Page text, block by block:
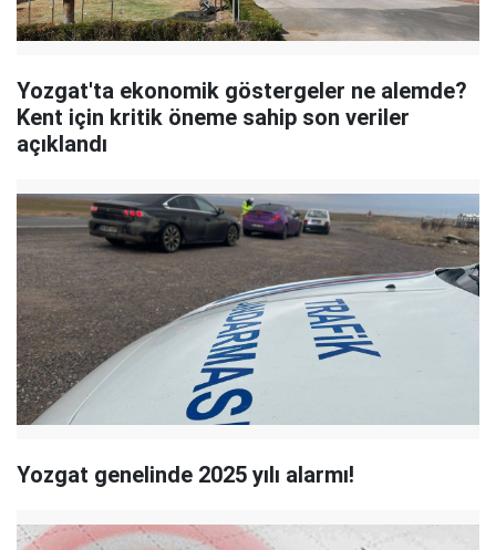
Yozgat'ta ekonomik göstergeler ne alemde?
Kent için kritik öneme sahip son veriler
açıklandı
Yozgat genelinde 2025 yılı alarmı!